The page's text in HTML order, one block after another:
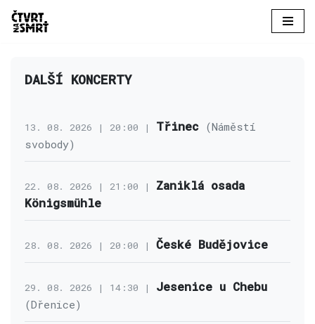
obsah
DALŠÍ KONCERTY
13. 08. 2026 | 20:00 | Třinec (Náměstí
svobody)
22. 08. 2026 | 21:00 | Zaniklá osada
Königsmühle
28. 08. 2026 | 20:00 | České Budějovice
29. 08. 2026 | 14:30 | Jesenice u Chebu
(Dřenice)